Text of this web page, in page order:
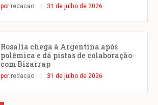
por redacao 31 de julho de 2026
Rosalía chega à Argentina após
polêmica e dá pistas de colaboração
com Bizarrap
por redacao 31 de julho de 2026